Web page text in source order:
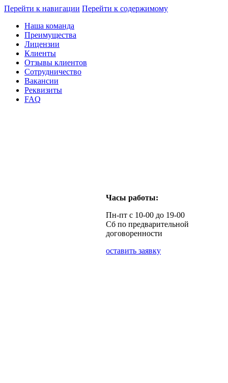
Перейти к навигации Перейти к содержимому
Наша команда
Преимущества
Лицензии
Клиенты
Отзывы клиентов
Сотрудничество
Вакансии
Реквизиты
FAQ
Часы работы:
Пн-пт с 10-00 до 19-00
Сб по предварительной
договоренности
оставить заявку